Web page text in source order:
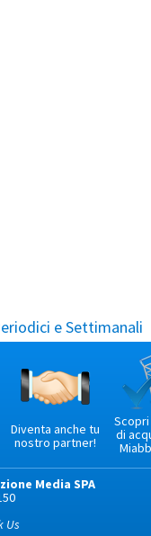
e Settimanali
Diventa anche tu
nostro partner!
di
Media SPA
Us